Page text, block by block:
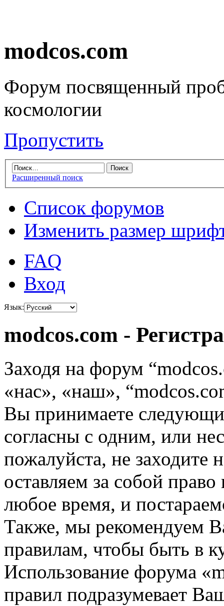
modcos.com
Форум посвященный
космологии
Пропустить
Расширенный поиск
Список форумов
Изменить размер
FAQ
Вход
Язык:
modcos.com -
Заходя на форум
«нас», «наш»,
Вы принимаете
согласны с одним, или
пожалуйста, не
оставляем за собой
любое время, и
Также, мы рекомендуем
правилам, чтобы быть в
Использование форума
правил подразумевает